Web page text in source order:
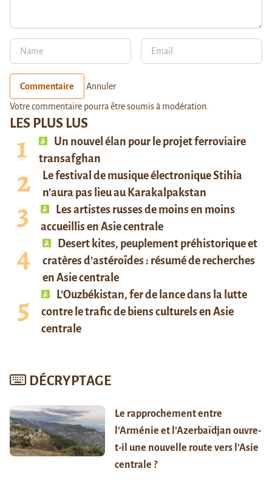
LES PLUS LUS
Un nouvel élan pour le projet ferroviaire
transafghan
Le festival de musique électronique Stihia
n’aura pas lieu au Karakalpakstan
Les artistes russes de moins en moins
accueillis en Asie centrale
Desert kites, peuplement préhistorique et
cratères d’astéroïdes : résumé de recherches
en Asie centrale
L’Ouzbékistan, fer de lance dans la lutte
contre le trafic de biens culturels en Asie
centrale
DÉCRYPTAGE
Le rapprochement entre
l’Arménie et l’Azerbaïdjan ouvre-
t-il une nouvelle route vers l’Asie
centrale ?
Commentaire Annuler
Votre commentaire pourra être soumis à modération.